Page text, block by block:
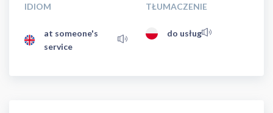
IDIOM TŁUMACZENIE
at someone's
service
do usług